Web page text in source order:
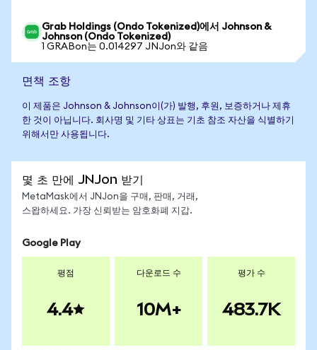
Grab Holdings (Ondo Tokenized)에서 Johnson &
Johnson (Ondo Tokenized)
1 GRABon는 0.014297 JNJon와 같음
면책 조항
이 제품은 Johnson & Johnson이(가) 발행, 후원, 보증하거나 제휴
한 것이 아닙니다. 회사명 및 기타 상표는 기초 참조 자산을 식별하기
위해서만 사용됩니다.
몇 초 만에 JNJon 받기
MetaMask에서 JNJon을 구매, 판매, 거래,
스왑하세요. 가장 신뢰받는 암호화폐 지갑.
Google Play
평점
4.4
다운로드 수
10M+
평가 수
483.7K